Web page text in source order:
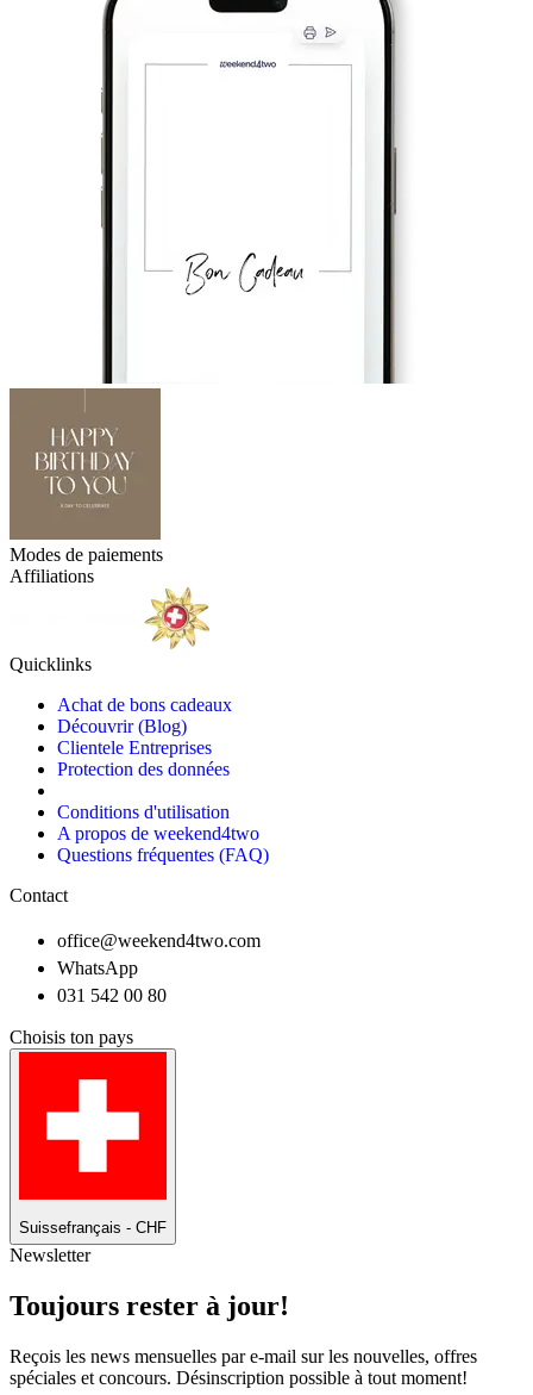
Modes de paiements
Affiliations
Quicklinks
Achat de bons cadeaux
Découvrir (Blog)
Clientele Entreprises
Protection des données
Conditions d'utilisation
A propos de weekend4two
Questions fréquentes (FAQ)
Contact
office@weekend4two.com
WhatsApp
031 542 00 80
Choisis ton pays
Suissefrançais - CHF
Newsletter
Toujours rester à jour!
Reçois les news mensuelles par e-mail sur les nouvelles, offres
spéciales et concours. Désinscription possible à tout moment!